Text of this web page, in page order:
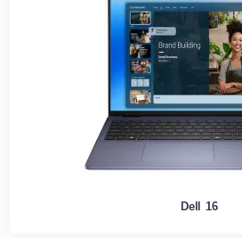
Dell 16